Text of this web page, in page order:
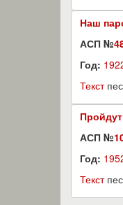
Наш
АСП №
Год:
Текст
АСП №
Год:
Текст